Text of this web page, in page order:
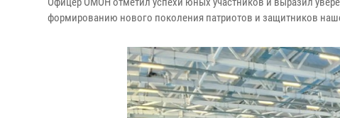
формированию нового поколения патриотов и защитников